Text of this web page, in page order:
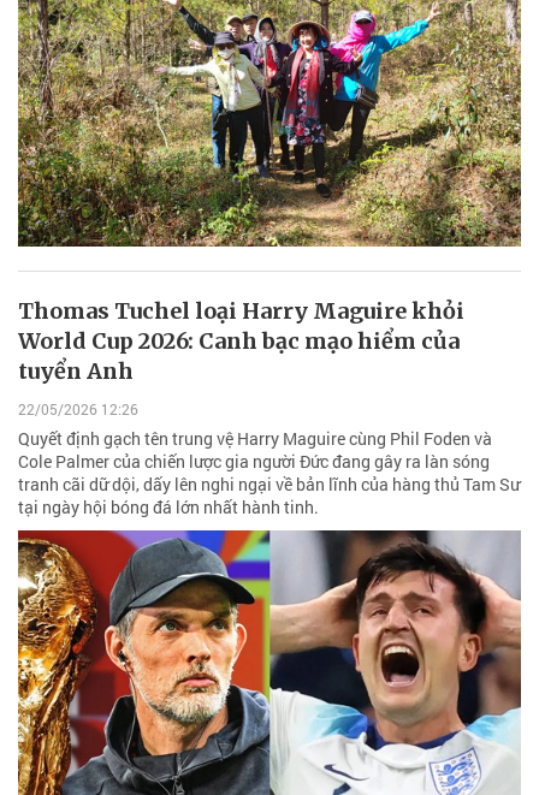
Thomas Tuchel loại Harry Maguire khỏi
World Cup 2026: Canh bạc mạo hiểm của
tuyển Anh
22/05/2026 12:26
Quyết định gạch tên trung vệ Harry Maguire cùng Phil Foden và
Cole Palmer của chiến lược gia người Đức đang gây ra làn sóng
tranh cãi dữ dội, dấy lên nghi ngại về bản lĩnh của hàng thủ Tam Sư
tại ngày hội bóng đá lớn nhất hành tinh.